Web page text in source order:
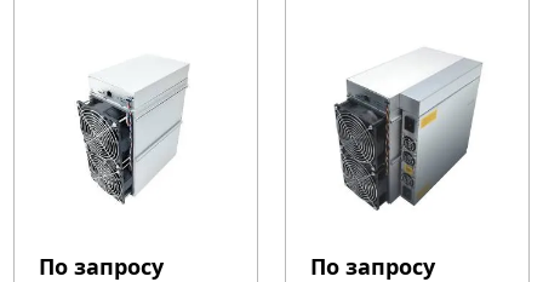
По запросу По запросу